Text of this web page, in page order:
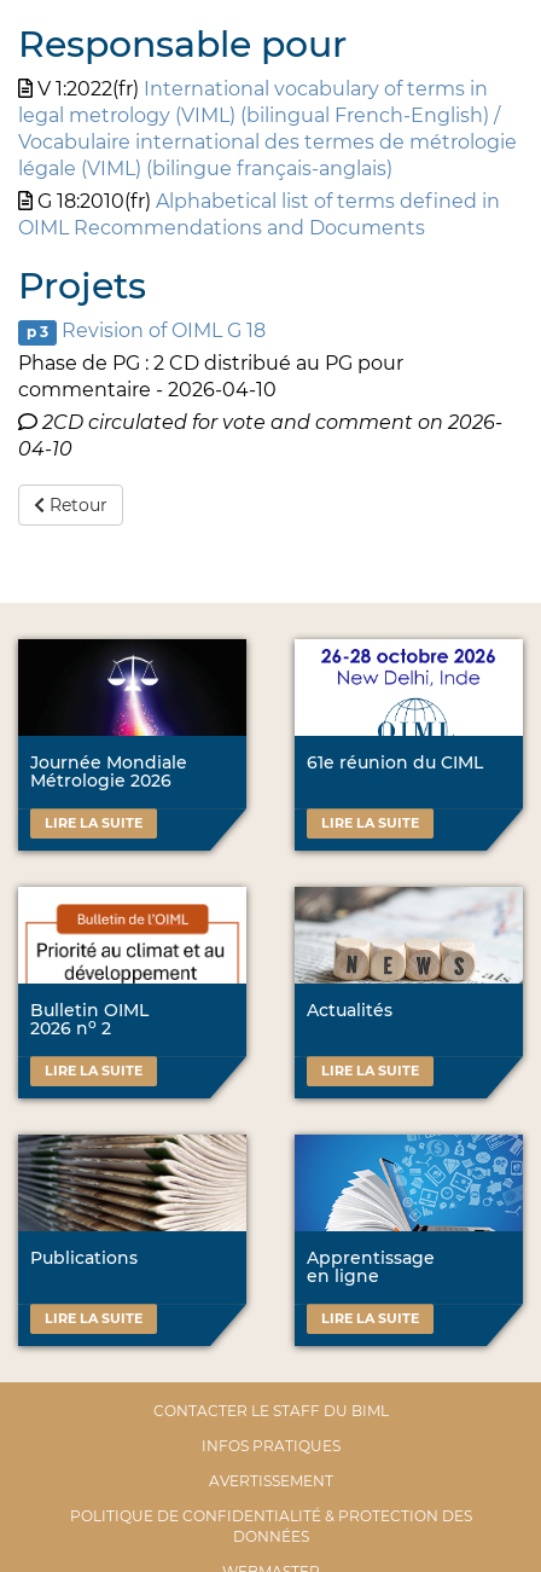
Responsable pour
V 1:2022(fr) International vocabulary of terms in
legal metrology (VIML) (bilingual French-English) /
Vocabulaire international des termes de métrologie
légale (VIML) (bilingue français-anglais)
G 18:2010(fr) Alphabetical list of terms defined in
OIML Recommendations and Documents
Projets
p 3
Revision of OIML G 18
Phase de PG : 2 CD distribué au PG pour
commentaire - 2026-04-10
2CD circulated for vote and comment on 2026-
04-10
Retour
Journée Mondiale
Métrologie 2026
LIRE LA SUITE
61e réunion du CIML
LIRE LA SUITE
Bulletin OIML
2026 no 2
LIRE LA SUITE
Actualités
LIRE LA SUITE
Publications
LIRE LA SUITE
Apprentissage
en ligne
LIRE LA SUITE
CONTACTER LE STAFF DU BIML
INFOS PRATIQUES
AVERTISSEMENT
POLITIQUE DE CONFIDENTIALITÉ & PROTECTION DES
DONNÉES